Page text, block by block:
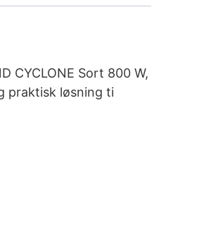
CYCLONE Sort 800 W,
praktisk løsning ti